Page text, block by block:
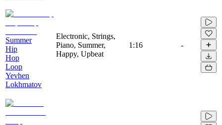
Summer
Hip
Hop
Loop
Yevhen
Lokhmatov
Electronic, Strings,
Piano, Summer,
Happy, Upbeat
1:16 -